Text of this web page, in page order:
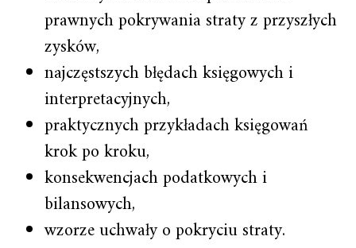
prawnych pokrywania straty z przyszłych
zysków,
najczęstszych błędach księgowych i
interpretacyjnych,
praktycznych przykładach księgowań
krok po kroku,
konsekwencjach podatkowych i
bilansowych,
wzorze uchwały o pokryciu straty.